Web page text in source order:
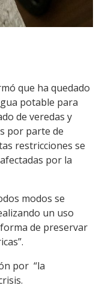
que ha quedado
potable para
de veredas y
por parte de
restricciones se
por la
modos se
un uso
de preservar
por “la